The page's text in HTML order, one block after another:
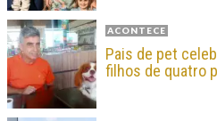
ACONTECE
Pais de pet
filhos de quatro